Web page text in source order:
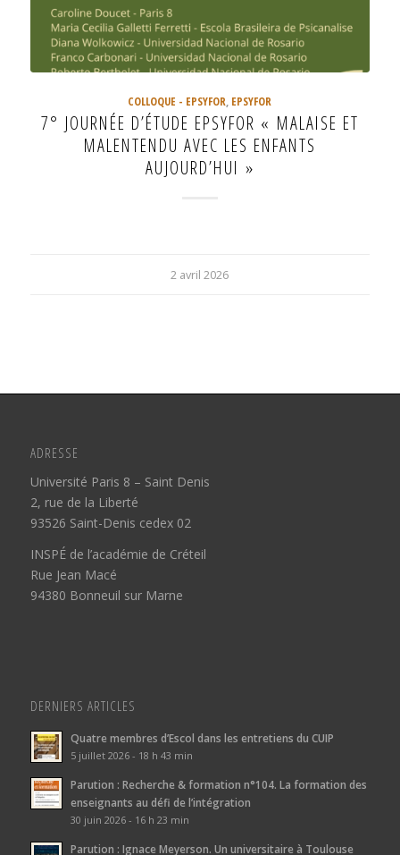
COLLOQUE - EPSYFOR, EPSYFOR
7° JOURNÉE D’ÉTUDE EPSYFOR « MALAISE ET
MALENTENDU AVEC LES ENFANTS
AUJOURD’HUI »
2 avril 2026
ADRESSE
Université Paris 8 – Saint Denis
2, rue de la Liberté
93526 Saint-Denis cedex 02
INSPÉ de l’académie de Créteil
Rue Jean Macé
94380 Bonneuil sur Marne
DERNIERS ARTICLES
Quatre membres d’Escol dans les entretiens du CUIP
5 juillet 2026 - 18 h 43 min
Parution : Recherche & formation n°104. La formation des
enseignants au défi de l’intégration
30 juin 2026 - 16 h 23 min
Parution : Ignace Meyerson. Un universitaire à Toulouse